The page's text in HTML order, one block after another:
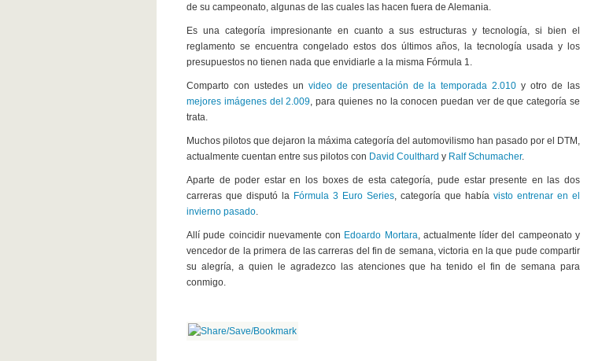
de su campeonato, algunas de las cuales las hacen fuera de Alemania.
Es una categoría impresionante en cuanto a sus estructuras y tecnología, si bien el
reglamento se encuentra congelado estos dos últimos años, la tecnología usada y los
presupuestos no tienen nada que envidiarle a la misma Fórmula 1.
Comparto con ustedes un video de presentación de la temporada 2.010 y otro de las
mejores imágenes del 2.009, para quienes no la conocen puedan ver de que categoría se
trata.
Muchos pilotos que dejaron la máxima categoría del automovilismo han pasado por el DTM,
actualmente cuentan entre sus pilotos con David Coulthard y Ralf Schumacher.
Aparte de poder estar en los boxes de esta categoría, pude estar presente en las dos
carreras que disputó la Fórmula 3 Euro Series, categoría que había visto entrenar en el
invierno pasado.
Allí pude coincidir nuevamente con Edoardo Mortara, actualmente líder del campeonato y
vencedor de la primera de las carreras del fin de semana, victoria en la que pude compartir
su alegría, a quien le agradezco las atenciones que ha tenido el fin de semana para
conmigo.